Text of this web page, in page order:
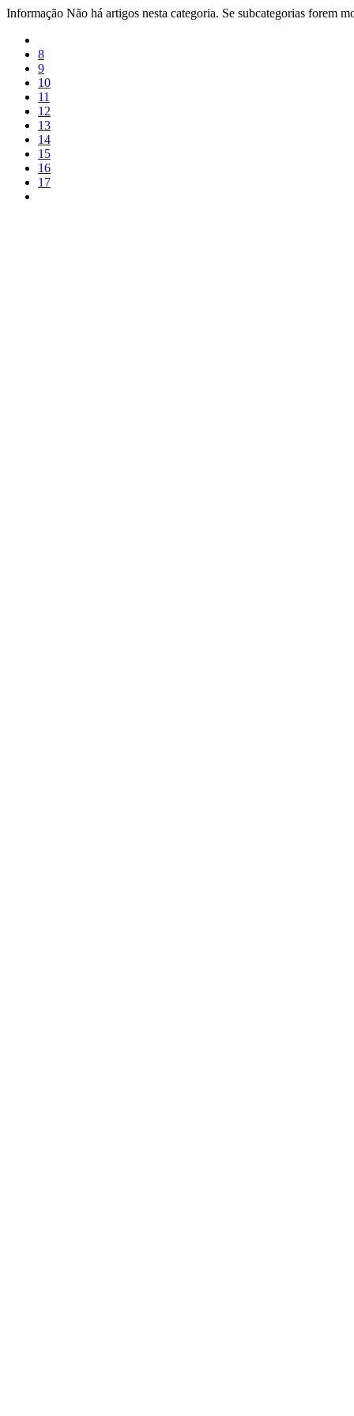
Informação Não há artigos nesta categoria. Se subcategorias forem
8
9
10
11
12
13
14
15
16
17